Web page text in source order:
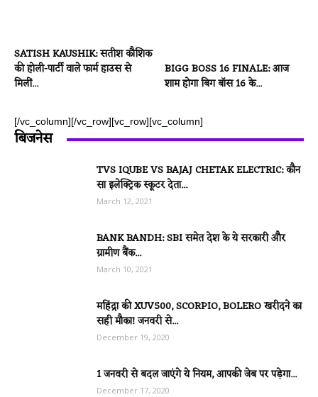
SATISH KAUSHIK: सतीश कौशिक
की होली-पार्टी वाले फार्म हाउस से
मिलीं...
BIGG BOSS 16 FINALE: आज
शाम होगा बिग बॉस 16 के...
[/vc_column][/vc_row][vc_row][vc_column]
बिजनेस
TVS IQUBE VS BAJAJ CHETAK ELECTRIC: कौन
सा इलेक्ट्रिक स्कूटर देता...
March 12, 2021
BANK BANDH: SBI समेत देश के ये सरकारी और
ग्रामीण बैंक...
March 10, 2021
महिंद्रा की XUV500, SCORPIO, BOLERO खरीदने का
सही मौका! जनवरी से...
December 19, 2020
1 जनवरी से बदल जाएंगे ये नियम, आपकी जेब पर पड़ेगा...
December 17, 2020